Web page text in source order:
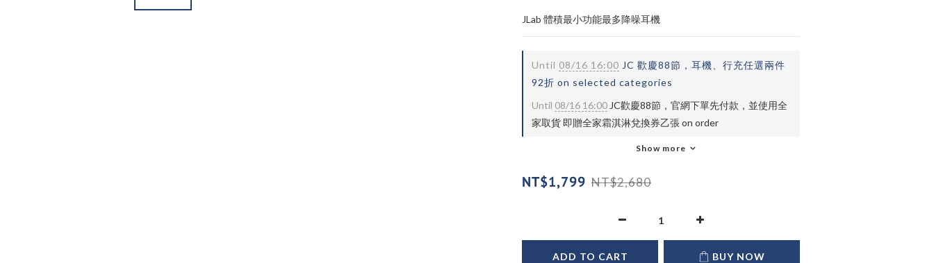
JLab 體積最小功能最多降噪耳機
Until 08/16 16:00 JC 歡慶88節，耳機、行充任選兩件
92折 on selected categories
Until 08/16 16:00 JC歡慶88節，官網下單先付款，並使用全
家取貨 即贈全家霜淇淋兌換券乙張 on order
Show more
NT$1,799 NT$2,680
ADD TO CART BUY NOW